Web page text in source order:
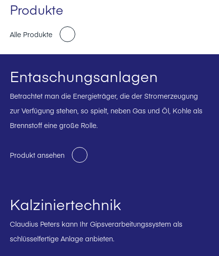
Produkte
Alle Produkte
Entaschungsanlagen
Betrachtet man die Energieträger, die der Stromerzeugung
zur Verfügung stehen, so spielt, neben Gas und Öl, Kohle als
Brennstoff eine große Rolle.
Produkt ansehen
Kalziniertechnik
Claudius Peters kann Ihr Gipsverarbeitungssystem als
schlüsselfertige Anlage anbieten.